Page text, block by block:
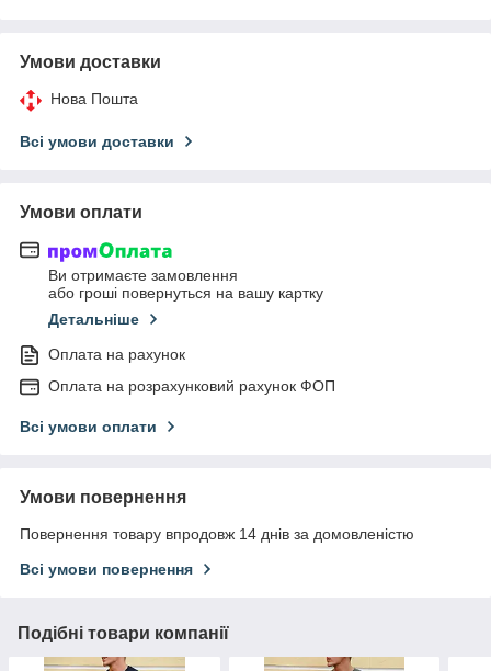
Умови доставки
Нова Пошта
Всі умови доставки
Умови оплати
Ви отримаєте замовлення
або гроші повернуться на вашу картку
Детальніше
Оплата на рахунок
Оплата на розрахунковий рахунок ФОП
Всі умови оплати
Умови повернення
Повернення товару впродовж 14 днів за домовленістю
Всі умови повернення
Подібні товари компанії